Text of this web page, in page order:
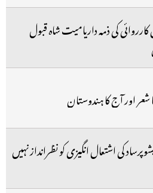
کی ذمہ داریامیت شاہ قبول
شعر اور آج کا ہندوستان
کی اشتعال انگیزی کو نظرانداز نہیں